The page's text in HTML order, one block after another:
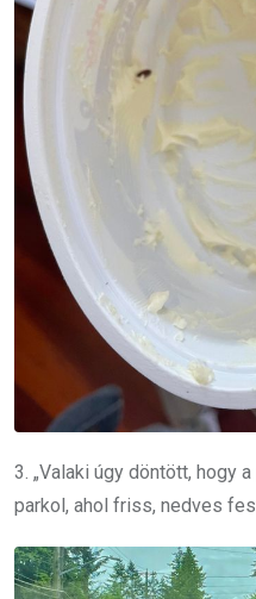
3. „Valaki úgy döntött, hogy
parkol, ahol friss, nedves